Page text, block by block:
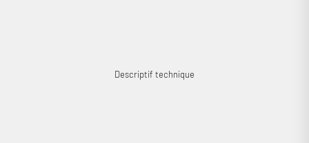
Descriptif technique